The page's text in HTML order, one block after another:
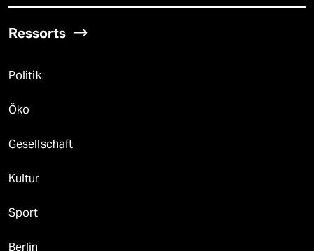
Ressorts
Politik
Öko
Gesellschaft
Kultur
Sport
Berlin